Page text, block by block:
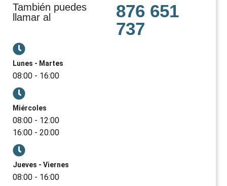
También puedes
llamar al
876 651
737
Lunes - Martes
08:00 - 16:00
Miércoles
08:00 - 12:00
16:00 - 20:00
Jueves - Viernes
08:00 - 16:00